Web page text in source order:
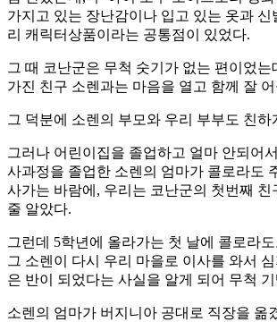
가지고 있는 장난감이나 입고 있는 옷과 신
리 캐릭터상품이라는 공통점이 있었다.
그 때 코난군은 무척 숫기가 없는 편이었는
가진 친구 소렌과는 마음을 열고 함께 잘
그 덕분에 소렌의 부모와 우리 부부도 친하
그러나 어린이집을 졸업하고 얼마 안되어
사과정을 졸업한 소렌의 엄마가 콜로라도
사가는 바람에, 우리는 코난군의 첫번째 친
줄 알았다.
그런데 5학년에 올라가는 첫 날에 콜로라
그 소렌이 다시 우리 마을로 이사를 와서
은 반이 되었다는 사실을 알게 되어 무척
소렌의 엄마가 버지니아 공대로 직장을 옮